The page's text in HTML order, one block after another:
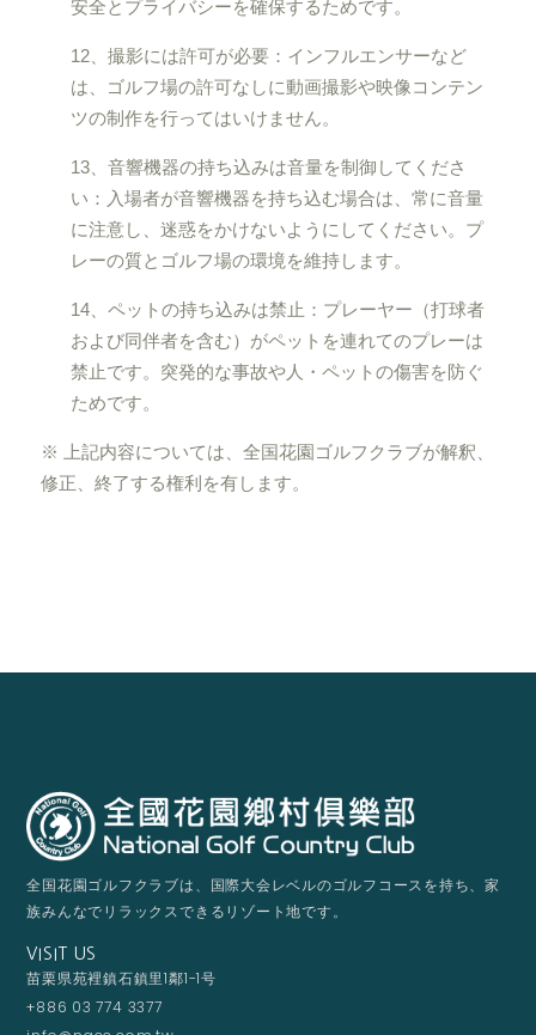
安全とプライバシーを確保するためです。
12、撮影には許可が必要：インフルエンサーなど
は、ゴルフ場の許可なしに動画撮影や映像コンテン
ツの制作を行ってはいけません。
13、音響機器の持ち込みは音量を制御してくださ
い：入場者が音響機器を持ち込む場合は、常に音量
に注意し、迷惑をかけないようにしてください。プ
レーの質とゴルフ場の環境を維持します。
14、ペットの持ち込みは禁止：プレーヤー（打球者
および同伴者を含む）がペットを連れてのプレーは
禁止です。突発的な事故や人・ペットの傷害を防ぐ
ためです。
※ 上記内容については、全国花園ゴルフクラブが解釈、
修正、終了する権利を有します。
全国花園ゴルフクラブは、国際大会レベルのゴルフコースを持ち、家
族みんなでリラックスできるリゾート地です。
VISIT US
苗栗県苑裡鎮石鎮里1鄰1-1号
+886 03 774 3377